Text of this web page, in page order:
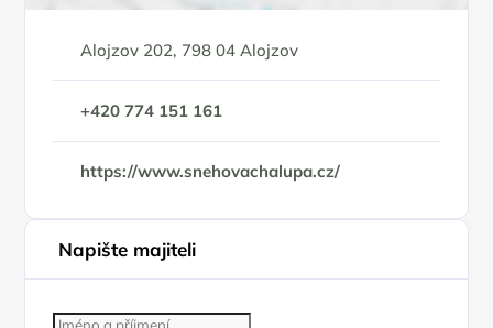
Alojzov 202, 798 04 Alojzov
+420 774 151 161
https://www.snehovachalupa.cz/
Napište majiteli